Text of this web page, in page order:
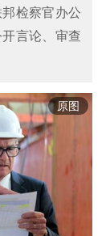
检察官办公
言论、审查
原图